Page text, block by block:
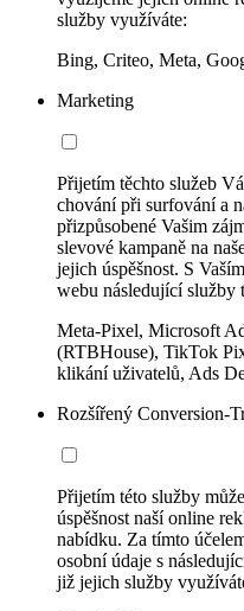
služby využíváte:
Bing, Criteo, Meta,
Marketing
Přijetím těchto služeb
chování při surfování a
přizpůsobené Vašim
slevové kampaně na
jejich úspěšnost. S
webu následující služby
Meta-Pixel, Microsoft
(RTBHouse), TikTok
klikání uživatelů, Ads
Rozšířený Conversion-
Přijetím této služby
úspěšnost naší online
nabídku. Za tímto
osobní údaje s
již jejich služby